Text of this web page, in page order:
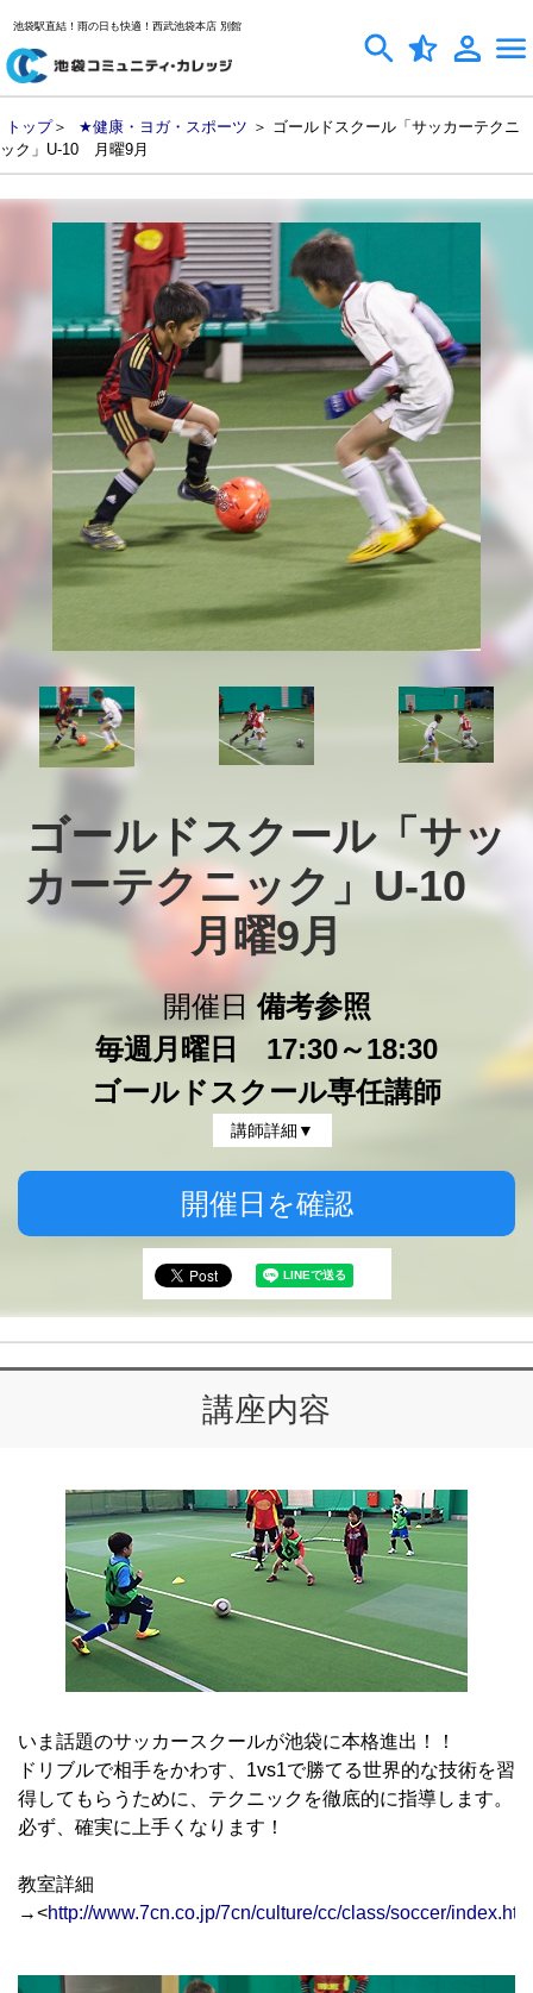
池袋駅直結！雨の日も快適！西武池袋本店 別館
トップ＞ ★健康・ヨガ・スポーツ ＞ ゴールドスクール「サッカーテクニ
ック」U-10 月曜9月
ゴールドスクール「サッ
カーテクニック」U-10
月曜9月
開催日備考参照
毎週月曜日 17:30～18:30
ゴールドスクール専任講師
講師詳細▼
開催日を確認
講座内容
いま話題のサッカースクールが池袋に本格進出！！
ドリブルで相手をかわす、1vs1で勝てる世界的な技術を習
得してもらうために、テクニックを徹底的に指導します。
必ず、確実に上手くなります！
教室詳細
→<http://www.7cn.co.jp/7cn/culture/cc/class/soccer/